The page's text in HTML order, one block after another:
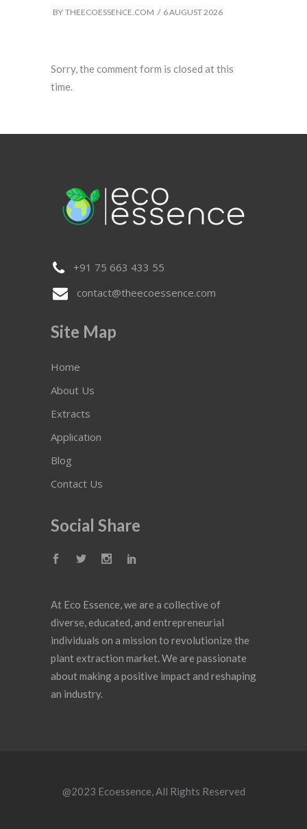
BY THEECOESSENCE.COM 6 AUGUST 2026
Sorry, the comment form is closed at this
time.
+91 75 663 433 55
contact@theecoessence.com
Site Map
Home
About Us
Extracts
Application
Blog
Contact Us
Social Share
At Eco Essence, we are a collective of
diverse, educated, and entrepreneurial
individuals on a mission to revolutionize the
plant extraction market. We are passionate
about making a positive impact and reshaping
an industry.
@2023 Ecoessence , All Rights Reserved